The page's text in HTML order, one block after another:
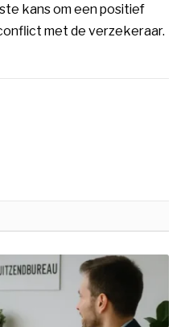
kans om een positief
met de verzekeraar.